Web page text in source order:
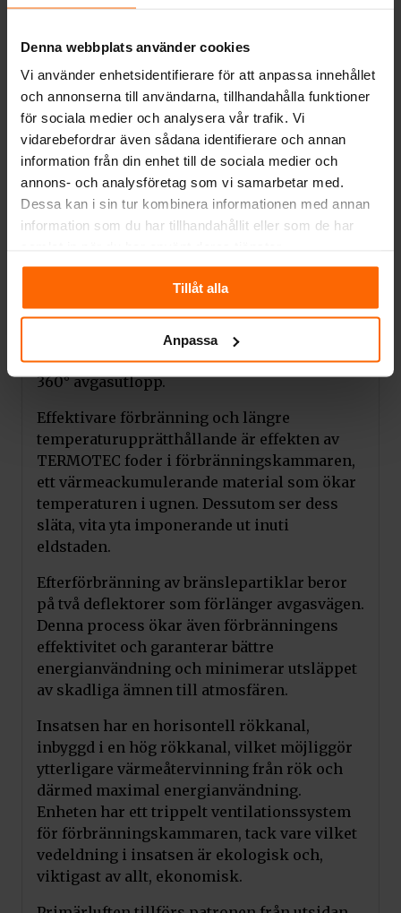
Denna webbplats använder cookies
Vi använder enhetsidentifierare för att anpassa innehållet
och annonserna till användarna, tillhandahålla funktioner
för sociala medier och analysera vår trafik. Vi
vidarebefordrar även sådana identifierare och annan
information från din enhet till de sociala medier och
annons- och analysföretag som vi samarbetar med.
Dessa kan i sin tur kombinera informationen med annan
information som du har tillhandahållit eller som de har
Tillåt alla
Anpassa
gardinflödet fördelas luftflödet jämnt, sveper
det. Detta gör att du kan behålla det effektiva
och rena utseendet på glaset under lång tid.
Eldstaden har en specialprofilerad
bottenplatta av TERMOTEC, tack vare vilken
brännkammaren är djupare och innehåller
mer ved. Att underhålla eldstaden är lättare
tack vare det monterade gallret och
behållaren där aska samlas.
insidan av ugnen utan att förstöra eldstadens
byggnad. Insatsen kan användas i en mängd
olika monteringsförhållanden, tack vare
justerbara fötter och ett rörligt justerbart
360° avgasutlopp.
Effektivare förbränning och längre
temperaturupprätthållande är effekten av
TERMOTEC foder i förbränningskammaren,
ett värmeackumulerande material som ökar
temperaturen i ugnen. Dessutom ser dess
släta, vita yta imponerande ut inuti
eldstaden.
Efterförbränning av bränslepartiklar beror
på två deflektorer som förlänger avgasvägen.
Denna process ökar även förbränningens
effektivitet och garanterar bättre
energianvändning och minimerar utsläppet
av skadliga ämnen till atmosfären.
Insatsen har en horisontell rökkanal,
inbyggd i en hög rökkanal, vilket möjliggör
ytterligare värmeåtervinning från rök och
därmed maximal energianvändning.
Enheten har ett trippelt ventilationssystem
för förbränningskammaren, tack vare vilket
vedeldning i insatsen är ekologisk och,
viktigast av allt, ekonomisk.